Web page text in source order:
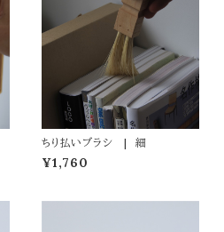
ちり払いブラシ | 細
¥1,760